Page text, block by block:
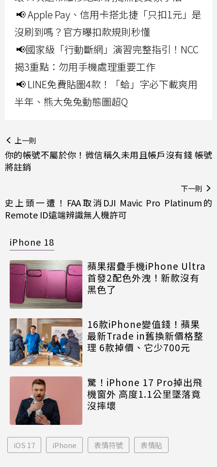
📢 Apple Pay、信用卡搭北捷「只扣1元」是
沒刷到嗎？官方曝扣款規則秒懂
📢國家級「行動斷網」演習完整指引！NCC
揭3重點：勿用手機處理重要工作
📢 LINE免費貼圖4款！「蛤」字必下載爽用
半年、熊大兔兔動態圖超Q
上一則
你的帳號不屬於你！微信稱久未用且帳戶沒有錢 帳號
將註銷
下一則
史上頭一遭！FAA取消DJI Mavic Pro Platinum的
Remote ID遠端辨識無人機許可
iPhone 18
蘋果摺疊手機iPhone Ultra
首發2配色外洩！新款沒有
黑色了
16款iPhone變值錢！蘋果
最新Trade in舊換新價格整
理 6款掉價、它少700元
驚！iPhone 17 Pro掉出飛
機窗外 高度1.1公里墜落竟
沒摔壞
iOS 17 iPhone 表情符號 表情貼